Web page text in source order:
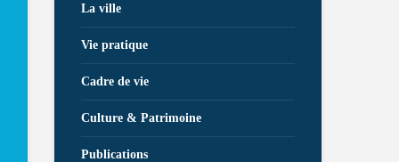
La ville
Vie pratique
Cadre de vie
Culture & Patrimoine
Publications